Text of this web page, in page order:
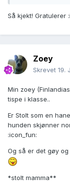
Så kjekt! Gratulerer
Zoey
Skrevet 19.
Min zoey
tispe i klasse..
Er Stolt som en
hunden skjønner
:icon_fun:
Og så er det gøy
*stolt mamma**